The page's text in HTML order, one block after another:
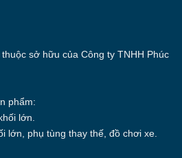
sở hữu của Công ty TNHH Phúc
phẩm:
lớn.
lớn, phụ tùng thay thế, đồ chơi xe.